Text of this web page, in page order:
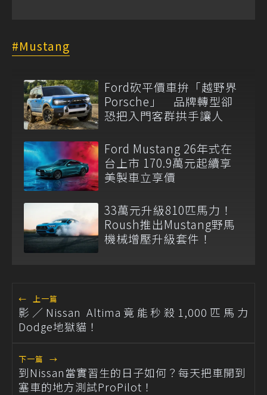
Mustang
Ford砍平價車拚「越野界
Porsche」 品牌轉型卻
恐把入門客群拱手讓人
Ford Mustang 26年式在
台上市 170.9萬元起續享
美製車立享價
33萬元升級810匹馬力！
Roush推出Mustang野馬
機械增壓升級套件！
← 上一篇
影／Nissan Altima竟能秒殺1,000匹馬力
Dodge地獄貓！
下一篇 →
到Nissan當實習生的日子如何？每天把車開到
塞車的地方測試ProPilot！